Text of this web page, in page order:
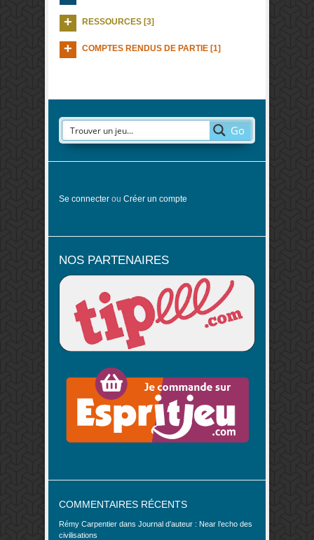
RESSOURCES [3]
COMPTES RENDUS DE PARTIE [1]
Go
Se connecter ou Créer un compte
NOS PARTENAIRES
COMMENTAIRES RÉCENTS
Rémy Carpentier dans Journal d’auteur : Near l’echo des
civilisations